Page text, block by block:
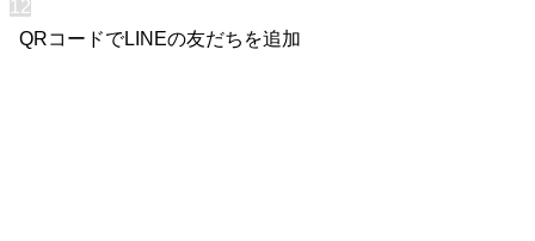
1 2
QRコードでLINEの友だちを追加